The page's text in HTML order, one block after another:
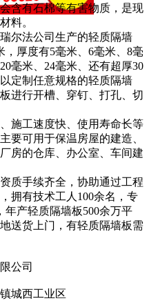
含有石棉等有害物质，是现
材料。
尔法公司生产的轻质隔墙
，厚度有5毫米、6毫米、8毫
毫米、24毫米、还有超厚30
定制任意规格的轻质隔墙
进行开槽、穿钉、打孔、切
、施工速度快、使用寿命长等
要可用于保温房屋的建造、
房的仓库、办公室、车间建
质手续齐全，协助通过工程
拥有技术工人100余名，专
年产轻质隔墙板500余万平
送货上门，有轻质隔墙板需
公司
城西工业区